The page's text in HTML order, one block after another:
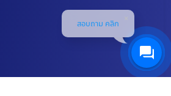
สอบถาม คลิก